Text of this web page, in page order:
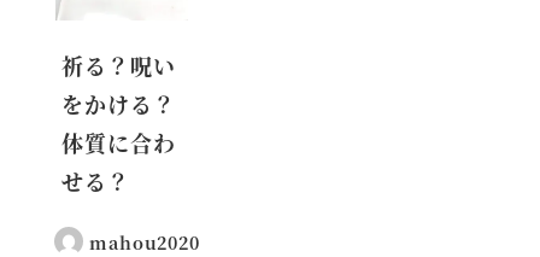
祈る？呪い
をかける？
体質に合わ
せる？
mahou2020